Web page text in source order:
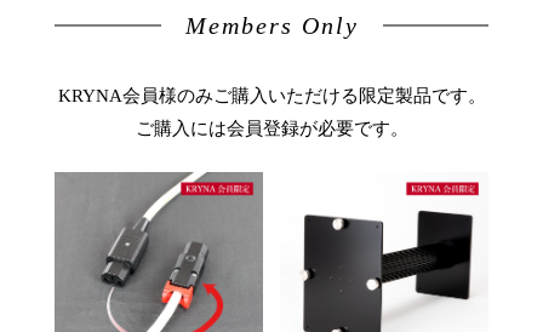
Members Only
KRYNA会員様のみご購入いただける限定製品です。
ご購入には会員登録が必要です。